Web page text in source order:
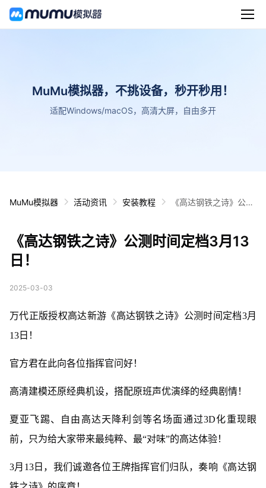
MuMu模拟器，不挑设备，秒开秒用！
适配Windows/macOS，高清大屏，自由多开
MuMu模拟器 活动资讯 安装教程
《高达钢铁之诗》公测
《高达钢铁之诗》公测时间定档3月13
日！
2025-03-03
万代正版授权高达新游《高达钢铁之诗》公测时间定档3月
13日！
官方君在此向各位指挥官问好！
高清建模还原经典机设，搭配原班声优演绎的经典剧情！
夏亚飞踢、自由高达天降利剑等名场面通过3D化重现眼
前，只为给大家带来最纯粹、最“对味”的高达体验！
3月13日，我们诚邀各位王牌指挥官们归队，奏响《高达钢